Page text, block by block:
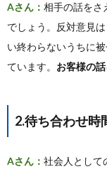
Aさん： 相手の話をさ
でしょう。反対意見
い終わらないうちに
ています。 お客様の
2.待ち合わせ時
Aさん： 社会人として